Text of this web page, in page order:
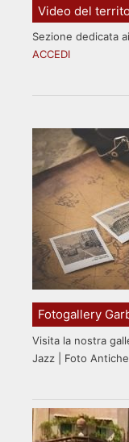
Video del
Sezione dedicata
ACCEDI
Fotogallery
Visita la nostra
Jazz | Foto